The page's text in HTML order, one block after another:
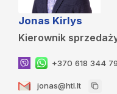
Jonas Kirlys
Kierownik
+370 618 344 79
jonas@htl.lt